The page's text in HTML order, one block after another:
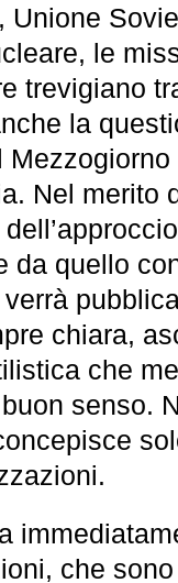
Unione
le
trevigiano
la
Nel merito
da quello
chiara,
che
senso.
che